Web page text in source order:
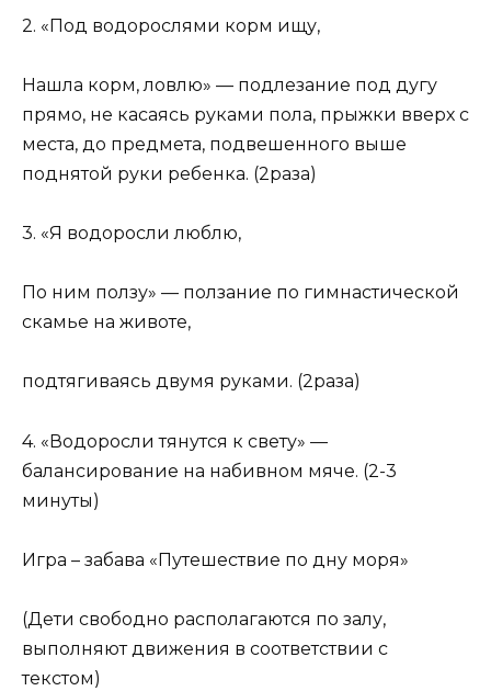
2. «Под водорослями корм ищу,
Нашла корм, ловлю» — подлезание под дугу
прямо, не касаясь руками пола, прыжки вверх с
места, до предмета, подвешенного выше
поднятой руки ребенка. (2раза)
3. «Я водоросли люблю,
По ним ползу» — ползание по гимнастической
скамье на животе,
подтягиваясь двумя руками. (2раза)
4. «Водоросли тянутся к свету» —
балансирование на набивном мяче. (2-3
минуты)
Игра – забава «Путешествие по дну моря»
(Дети свободно располагаются по залу,
выполняют движения в соответствии с
текстом)